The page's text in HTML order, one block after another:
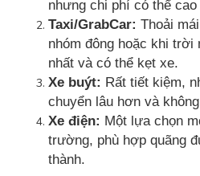
nhưng chi phí có thể
Taxi/GrabCar: Thoải
nhóm đông hoặc khi
nhất và có thể kẹt xe.
Xe buýt: Rất tiết kiệm,
chuyển lâu hơn và
Xe điện: Một lựa chọn
trường, phù hợp quãng
thành.